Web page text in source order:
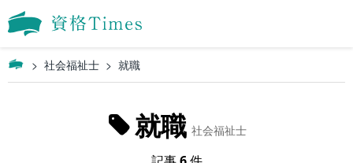
社会福祉士 就職
就職 社会福祉士